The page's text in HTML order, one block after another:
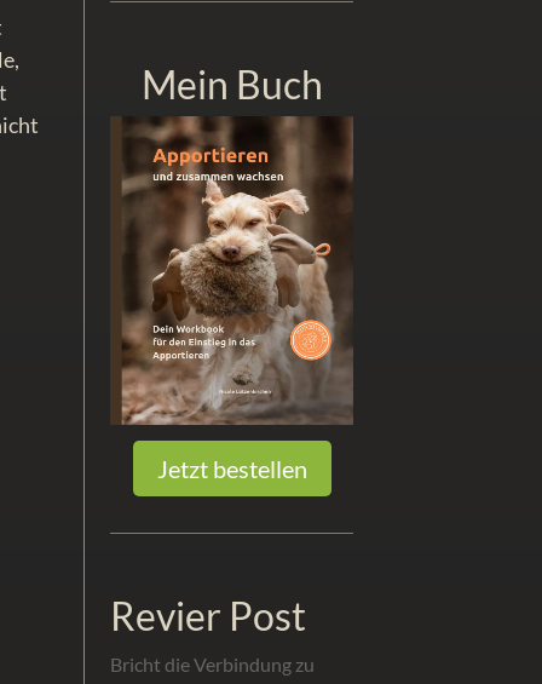
Mein Buch
Jetzt bestellen
Revier Post
Bricht die Verbindung zu